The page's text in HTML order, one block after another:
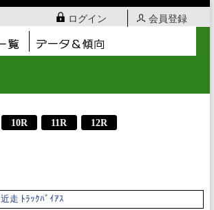
ログイン 会員登録
10R 11R 12R
近走 ﾄﾗｯｸﾊﾞｲｱｽ